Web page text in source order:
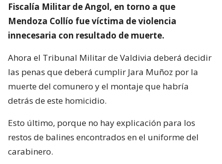
Fiscalía Militar de Angol, en torno a que
Mendoza Collío fue víctima de violencia
innecesaria con resultado de muerte.
Ahora el Tribunal Militar de Valdivia deberá decidir
las penas que deberá cumplir Jara Muñoz por la
muerte del comunero y el montaje que habría
detrás de este homicidio.
Esto último, porque no hay explicación para los
restos de balines encontrados en el uniforme del
carabinero.